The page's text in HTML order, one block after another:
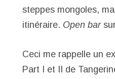
steppes mongoles,
itinéraire. Open bar
Ceci me rappelle un
Part I et II de